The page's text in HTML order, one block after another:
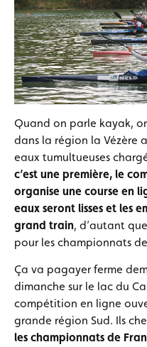
Quand on parle kayak,
dans la région la Vézère
eaux tumultueuses
c’est une première, le
organise une course en
eaux seront lisses et les
grand train, d’autant
pour les championnats
Ça va pagayer ferme
dimanche sur le lac du
compétition en ligne
grande région Sud. Ils
les championnats de